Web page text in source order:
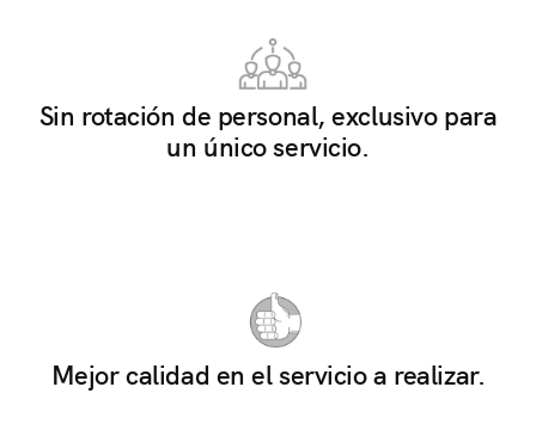
Sin rotación de personal, exclusivo para
un único servicio.
Mejor calidad en el servicio a realizar.